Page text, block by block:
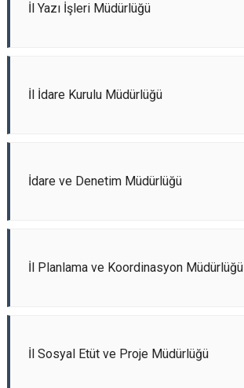
İl Yazı İşleri Müdürlüğü
İl İdare Kurulu Müdürlüğü
İdare ve Denetim Müdürlüğü
İl Planlama ve Koordinasyon Müdürlüğü
İl Sosyal Etüt ve Proje Müdürlüğü